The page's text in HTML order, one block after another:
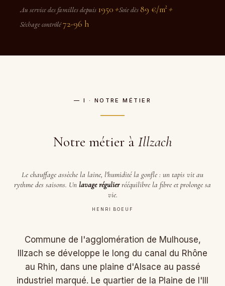
Au service des familles depuis 1950 ✦Soie dès 89 €/m² ✦
Séchage contrôlé72-96 h
— I · NOTRE MÉTIER
Notre métier à Illzach
Le chauffage assèche la laine, l'humidité la gonfle : un tapis vit au
rythme des saisons. Un lavage régulierrééquilibre la fibre et prolonge sa
vie.
HENRI BOEUF
Commune de l'agglomération de Mulhouse,
Illzach se développe le long du canal du Rhône
au Rhin, dans une plaine d'Alsace au passé
industriel marqué. Le quartier de la Plaine de l'Ill